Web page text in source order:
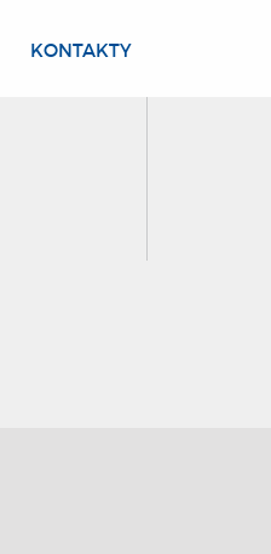
KONTAKTY